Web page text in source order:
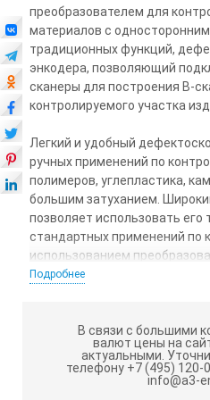
преобразователем для
материалов с
традиционных функций,
энкодера, позволяющий
сканеры для построения B-
контролируемого участка
Легкий и удобный
ручных применений по
полимеров, углепластика,
большим затуханием.
позволяет использовать
стандартных применений по
использованием
универсальность, богатые
возможности, удобство и
высокую надежность.
Подробнее
В связи с большими
валют цены на
актуальными.
телефону +7 (495) 120-
info@a3-